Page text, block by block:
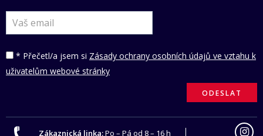
* Přečetl/a jsem si Zásady ochrany osobních údajů ve vztahu k
uživatelům webové stránky
Zákaznická linka:Po – Pá od 8 – 16 h